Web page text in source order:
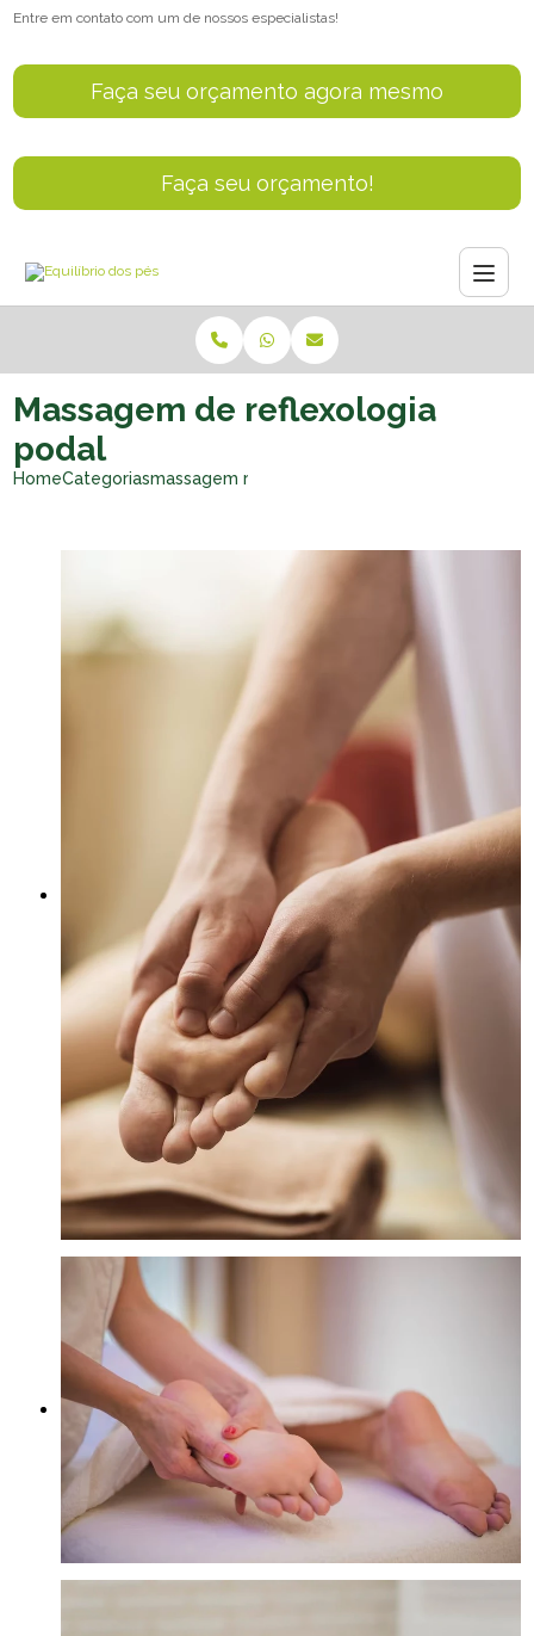
Entre em contato com um de nossos especialistas!
Faça seu orçamento agora mesmo
Faça seu orçamento!
HomeCategoriasmassagem reflexologia podal
Massagem de reflexologia
podal